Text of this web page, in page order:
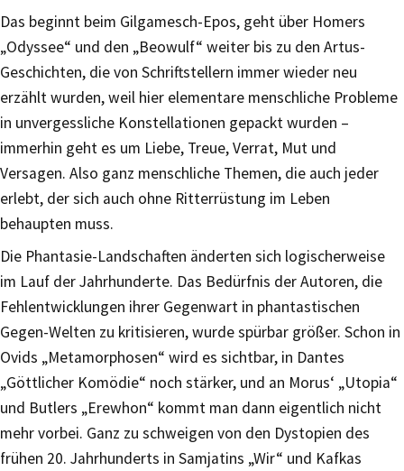
Das beginnt beim Gilgamesch-Epos, geht über Homers
„Odyssee“ und den „Beowulf“ weiter bis zu den Artus-
Geschichten, die von Schriftstellern immer wieder neu
erzählt wurden, weil hier elementare menschliche Probleme
in unvergessliche Konstellationen gepackt wurden –
immerhin geht es um Liebe, Treue, Verrat, Mut und
Versagen. Also ganz menschliche Themen, die auch jeder
erlebt, der sich auch ohne Ritterrüstung im Leben
behaupten muss.
Die Phantasie-Landschaften änderten sich logischerweise
im Lauf der Jahrhunderte. Das Bedürfnis der Autoren, die
Fehlentwicklungen ihrer Gegenwart in phantastischen
Gegen-Welten zu kritisieren, wurde spürbar größer. Schon in
Ovids „Metamorphosen“ wird es sichtbar, in Dantes
„Göttlicher Komödie“ noch stärker, und an Morus‘ „Utopia“
und Butlers „Erewhon“ kommt man dann eigentlich nicht
mehr vorbei. Ganz zu schweigen von den Dystopien des
frühen 20. Jahrhunderts in Samjatins „Wir“ und Kafkas